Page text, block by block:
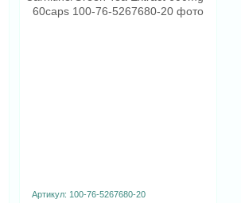
Артикул: 100-76-5267680-20